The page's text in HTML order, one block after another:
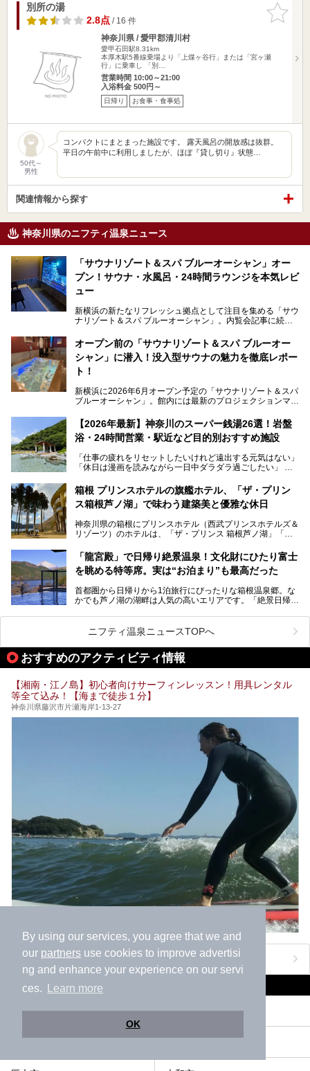
By using our services, you agree that we and
our partners use cookies to improve advertisi
ng and enhance your experience on our servi
ces.
Learn more
OK
お気に入
りに追加
別所の湯
2.8点/ 16 件
神奈川県 / 愛甲郡清川村
愛甲石田駅8.31km
本厚木駅5番線乗場より「上煤ヶ谷行」または「宮ヶ瀬
行」に乗車し 「別…
営業時間 10:00～21:00
入浴料金 500円～
日帰り お食事・食事処
50代～
男性
コンパクトにまとまった施設です。 露天風呂の開放感は抜群。
平日の午前中に利用しましたが、ほぼ『貸し切り』状態…
関連情報から探す
神奈川県のニフティ温泉ニュース
「サウナリゾート＆スパ ブルーオーシャン」オー
プン！サウナ・水風呂・24時間ラウンジを本気レビ
ュー
新横浜の新たなリフレッシュ拠点として注目を集める「サウ
ナリゾート＆スパ ブルーオーシャン」。内覧会記事に続
す。サウナや水風呂の気持ちよさはもちろん、リラックスス
ペースの過ごしやすさまで徹底チェック。新横浜エリアで日
常の疲れをリセットしたい人、ライブやスポーツ観戦遠征組
は必見です。
オープン前の「サウナリゾート＆スパ ブルーオー
シャン」に潜入！没入型サウナの魅力を徹底レポー
ト！
新横浜に2026年6月オープン予定の「サウナリゾート＆スパ
ブルーオーシャン」。館内には最新のプロジェクションマッ
的な“没入感（イマーシブ）”を体験できます。
今回は、そんな大注目の施設に一足先にお邪魔し、その全貌
を見学させていただきました！
サウナ室の中に咲き誇る桜、魚たちが泳ぐ水風呂、そしてバ
リのビーチを思わせる休憩スペース…。驚きの連続だった館
内の様子をレポートします！
【2026年最新】神奈川のスーパー銭湯26選！岩盤
浴・24時間営業・駅近など目的別おすすめ施設
「仕事の疲れをリセットしたいけれど遠出する元気はない」
「休日は漫画を読みながら一日中ダラダラ過ごしたい」
たい」
そんな「癒やされたい」という願いを叶えてくれるのが、神
神奈川県には、サウナや岩盤浴、一日中遊べるエンタメ施設
など、“非日常”を味わえるスーパー銭湯が数多く揃っていま
う」という人も多いはず。
そこで今回は、神奈川県内の人気施設26選を「安さ」「岩
業」「駅近」など、目的別に厳選して紹介します。
今の気分にぴったりの施設を見つけて、最高のリフレッシュ
箱根 プリンスホテルの旗艦ホテル、「ザ・プリン
ス箱根芦ノ湖」で味わう建築美と優雅な休日
神奈川県の箱根にプリンスホテル（西武プリンスホテルズ＆
リゾーツ）のホテルは、「ザ・プリンス 箱根芦ノ湖」「芦
「箱根仙石原プリンスホテル」と4軒あり、今回ご紹介する
「ザ・プリンス 箱根芦ノ湖」は、その中でもフラッグシッ
プ（旗艦）に位置づけられる特別なホテルです。
昭和の日本を代表する建築家の一人、村野藤吾が芦ノ湖の畔
に建てた桃源郷のようなホテルがここ。自家源泉の温泉や、
提供元：株式会社西武・プリンスホテルズワールドワイド
【PR】
この記事はザ・プリンス 箱根芦ノ湖のPR記事です。
「龍宮殿」で日帰り絶景温泉！文化財にひたり富士
を眺める特等席。実は“お泊まり”も最高だった
首都圏から日帰りから1泊旅行にぴったりな箱根温泉郷。な
かでも芦ノ湖の湖畔は人気の高いエリアです。「絶景日帰り
が楽しめるまさに眺望自慢の日帰り温泉。
そしてここは全24室の「箱根 芦ノ湖畔蛸川温泉 龍宮殿」と
して宿泊もできます。宿泊者は「龍宮殿本館」の営業時間に
加えて、朝6時からの宿泊者専用時間帯にも「龍宮殿本館」
のお風呂が利用できます。
今回は日帰り温泉としての「絶景日帰り温泉 龍宮殿本館
（以下、龍宮殿本館）」と、旅館としての「箱根 芦ノ湖畔
蛸川温泉 龍宮殿（以下、龍宮殿）」の両方の魅力をたっぷ
りお伝えします！
ここは箱根神社、九頭龍神社、白龍神社、箱根元宮と箱根の
4つの神社に囲まれたパワースポットです。
提供元：株式会社西武・プリンスホテルズワールドワイド
この記事は箱根 芦ノ湖畔蛸川温泉 龍宮殿のPR記事です。
ニフティ温泉ニュースTOPへ
おすすめのアクティビティ情報
【湘南・江ノ島】初心者向けサーフィンレッスン！用具レンタル
等全て込み！【海まで徒歩１分】
神奈川県藤沢市片瀬海岸1-13-27
おすすめのアクティビティをもっと見る
綾瀬市近隣の市区町村から同じテーマで探す
茅ヶ崎市 逗子市